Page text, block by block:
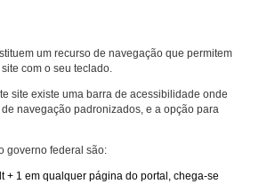
um recurso de navegação que permitem
com o seu teclado.
site existe uma barra de acessibilidade onde
navegação padronizados, e a opção para
governo federal são:
+ 1 em qualquer página do portal, chega-se